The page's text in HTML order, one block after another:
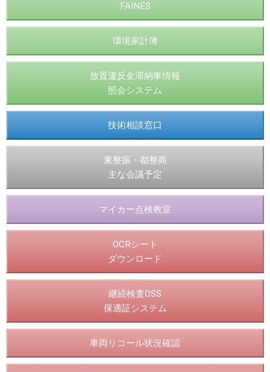
FAINES
環境家計簿
放置違反金滞納車情報
照会システム
技術相談窓口
東整振・都整商
主な会議予定
マイカー点検教室
OCRシート
ダウンロード
継続検査OSS
保適証システム
車両リコール状況確認